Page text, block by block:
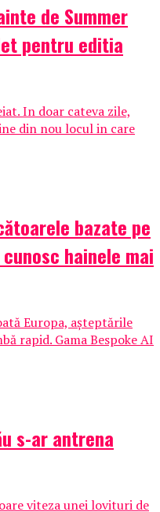
de Summer
pentru editia
In doar cateva zile,
din nou locul in care
bazate pe
hainele mai
Europa, așteptările
rapid. Gama Bespoke AI
s-ar antrena
viteza unei lovituri de